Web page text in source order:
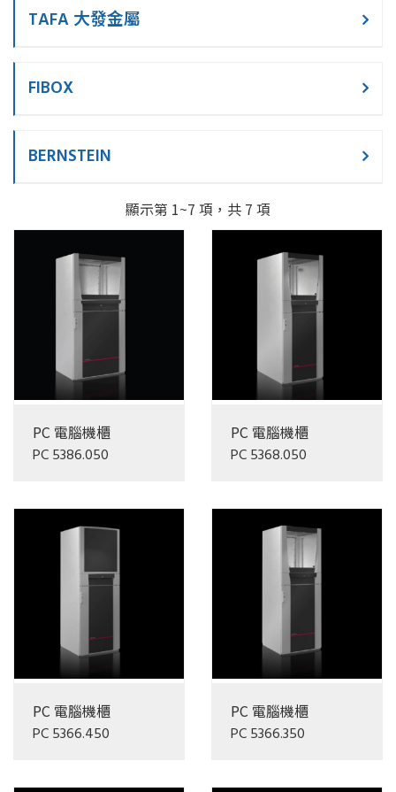
顯示第 1~7 項，共 7 項
PC 電腦機櫃
PC 5386.050
PC 電腦機櫃
PC 5368.050
PC 電腦機櫃
PC 5366.450
PC 電腦機櫃
PC 5366.350
TAFA 大發金屬
FIBOX
BERNSTEIN